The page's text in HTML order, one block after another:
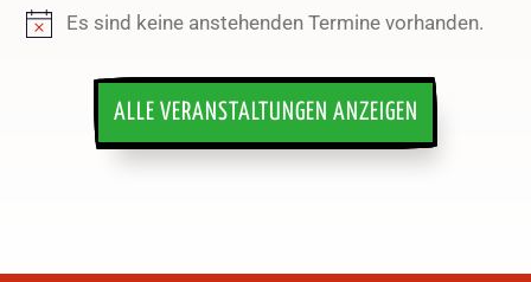
Hinweis
Es sind keine anstehenden Termine vorhanden.
ALLE VERANSTALTUNGEN ANZEIGEN